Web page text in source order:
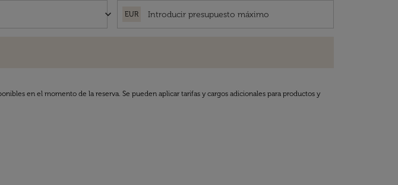
keyboard_arrow_down EUR
en el momento de la reserva. Se pueden aplicar tarifas y cargos adicionales para productos y